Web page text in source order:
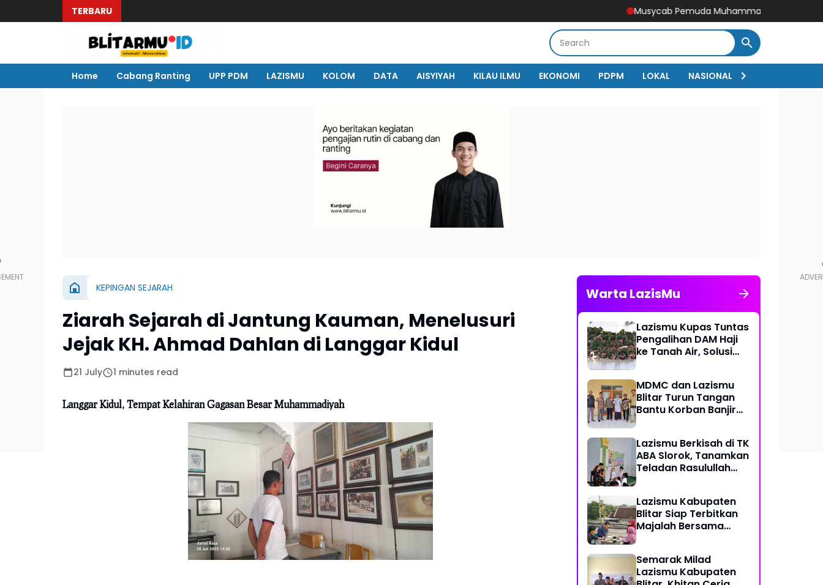
TERBARU Musycab Pemuda Muhammadiyah Doko Tetapkan
Home Cabang Ranting UPP PDM LAZISMU KOLOM DATA AISYIYAH KILAU ILMU EKONOMI PDPM LOKAL NASIONAL
KEPINGAN SEJARAH
Ziarah Sejarah di Jantung Kauman, Menelusuri
Jejak KH. Ahmad Dahlan di Langgar Kidul
21 July 1 minutes read
Langgar Kidul, Tempat Kelahiran Gagasan Besar Muhammadiyah
Warta LazisMu
Lazismu Kupas Tuntas
Pengalihan DAM Haji
ke Tanah Air, Solusi
Kurban
MDMC dan Lazismu
Blitar Turun Tangan
Bantu Korban Banjir
Lazismu Berkisah di TK
ABA Slorok, Tanamkan
Teladan Rasulullah
Lazismu Kabupaten
Blitar Siap Terbitkan
Majalah Bersama
Semarak Milad
Lazismu Kabupaten